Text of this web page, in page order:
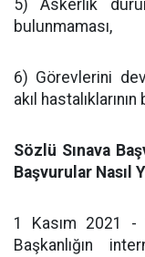
5) Askerlik
bulunmaması,
6) Görevlerini
akıl
Sözlü Sınava
Başvurular Nasıl
1 Kasım 2021 -
Başkanlığın